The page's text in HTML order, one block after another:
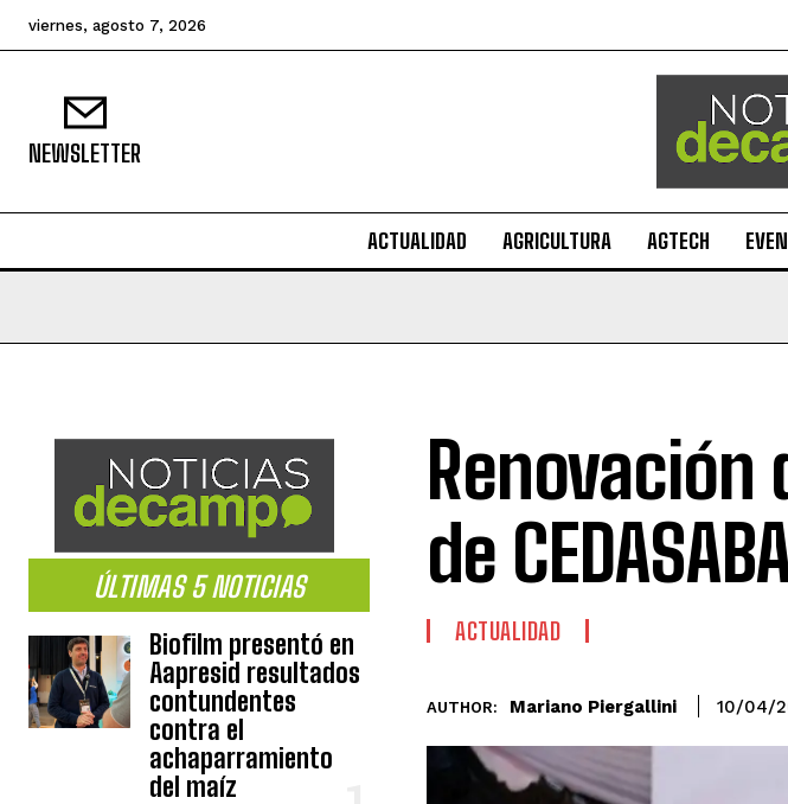
viernes, agosto 7, 2026
NEWSLETTER
ACTUALIDAD AGRICULTURA AGTECH
ÚLTIMAS 5 NOTICIAS
Biofilm presentó en
Aapresid resultados
contundentes
contra el
achaparramiento
del maíz
de
ACTUALIDAD
AUTHOR: Mariano Piergallini 10/04/